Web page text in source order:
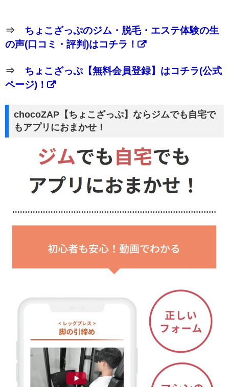
⇒ ちょこざっぷのジム・脱毛・エステ体験の生
の声(口コミ・評判)はコチラ！
⇒ ちょこざっぷ【無料会員登録】はコチラ(公式
ページ)！
chocoZAP【ちょこざっぷ】ならジムでも自宅で
もアプリにおまかせ！